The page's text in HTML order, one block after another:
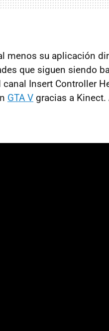
menos su aplicación
que siguen siendo
canal Insert Controller
GTA V gracias a